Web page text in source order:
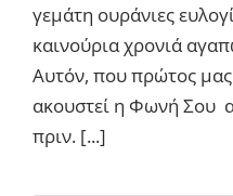
γεμάτη ουράνιες
καινούρια χρονιά
Αυτόν, που πρώτος
ακουστεί η Φωνή Σου
πριν. [...]